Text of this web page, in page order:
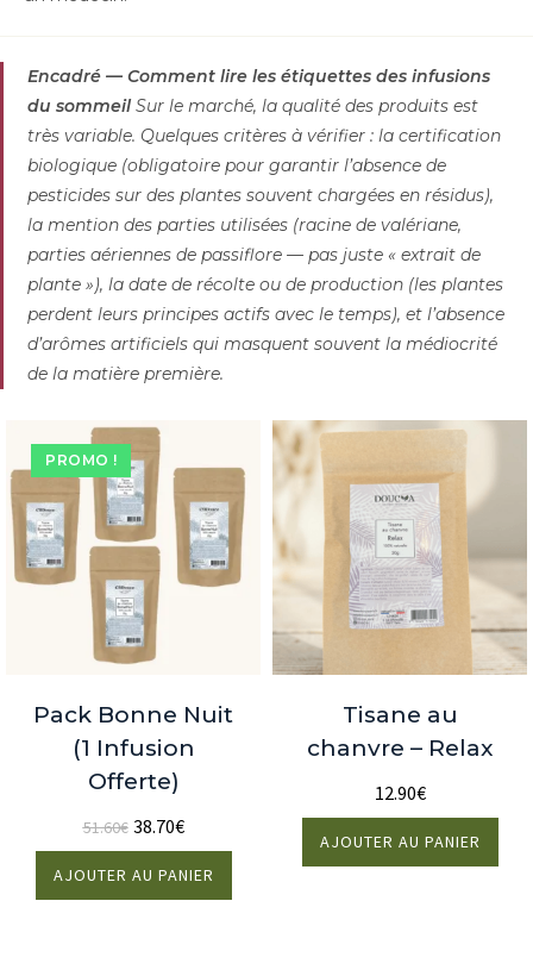
Encadré — Comment lire les étiquettes des infusions
du sommeilSur le marché, la qualité des produits est
très variable. Quelques critères à vérifier : la certification
biologique (obligatoire pour garantir l’absence de
pesticides sur des plantes souvent chargées en résidus),
la mention des parties utilisées (racine de valériane,
parties aériennes de passiflore — pas juste « extrait de
plante »), la date de récolte ou de production (les plantes
perdent leurs principes actifs avec le temps), et l’absence
d’arômes artificiels qui masquent souvent la médiocrité
de la matière première.
PROMO !
Pack Bonne Nuit
(1 Infusion
Offerte)
51.60€ 38.70€
AJOUTER AU PANIER
Tisane au
chanvre – Relax
12.90€
AJOUTER AU PANIER